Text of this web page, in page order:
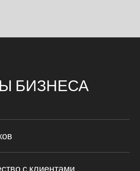
БИЗНЕСА
с клиентами